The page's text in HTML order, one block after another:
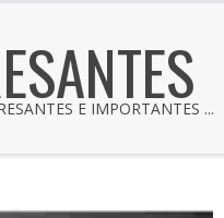
E IMPORTANTES ...